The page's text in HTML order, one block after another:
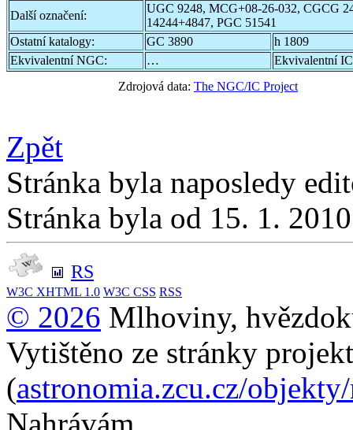
Další označení:
UGC 9248, MCG+08-26-032, CGCG
14244+4847, PGC 51541
Ostatní katalogy:
GC 3890
h 1809
Ekvivalentní NGC:
…
Ekvivalentní
Zdrojová data: The NGC/IC Project
Zpět
Stránka byla naposledy
Stránka byla od 15. 1.
RS
W3C XHTML 1.0 W3C CSS RSS
© 2026 Mlhoviny,
Vytištěno ze stránky
(astronomia.zcu.cz/
Nahrávám...